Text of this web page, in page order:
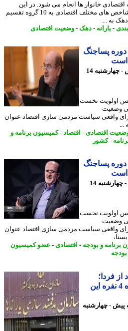
خانوار ها انجام می شود. در این
فرآیند، خانوار های کشور بر مبنای شاخص های مختلف اقتصادی به 10 گروه تقسیم
...
-یارانه- دهک-وضعیت اقتصادی
پساجنگ
18 ساعت پیش - چهارشنبه 14
نخست
سیاست مردمی سازی اقتصاد عنوان
اقتصادی-اقتصاد-کمیسیون برنامه و
-کشور
پساجنگ
19 ساعت پیش - چهارشنبه 14
نخست
سیاست مردمی سازی اقتصاد عنوان
و بودجه-اقتصادی-عضو کمیسیون
تومان برای خانواده 4 نفره این
- چهارشنبه